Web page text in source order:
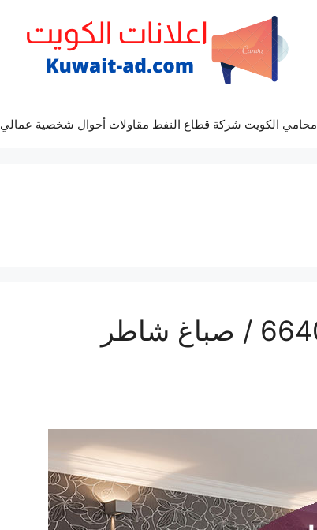
محامي الكويت شركة قطاع النفط مقاولات أحوال شخصية عمالي
فني صباغ الرقة / 66405052 / صباغ شاطر